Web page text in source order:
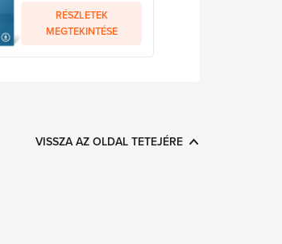
RÉSZLETEK
MEGTEKINTÉSE
VISSZA AZ OLDAL TETEJÉRE